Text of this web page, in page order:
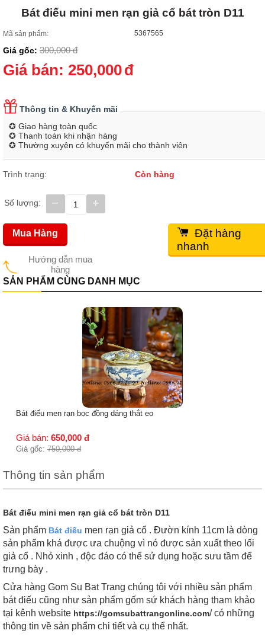
Bát điếu mini men rạn giả cổ bát tròn D11
Mã sản phẩm: 5367565
Giá gốc: 300,000 đ
Giá bán: 250,000đ
Thông tin & Khuyến mãi
✪ Giao hàng toàn quốc
✪ Thanh toán khi nhận hàng
✪ Thường xuyên có khuyến mãi cho thành viên
Trình trạng: Còn hàng
Số lượng: +
−
Hướng dẫn mua
hàng
Mua Hàng
Đặt hàng
nhanh
SẢN PHẨM CÙNG DANH MỤC
Bát điếu men rạn bọc đồng dáng thắt eo
Giá bán: 650,000 đ
Giá gốc: 750,000 đ
Thông tin sản phẩm
Bát điếu mini men rạn giả cổ bát tròn D11
Sản phẩm Bát điếu men rạn giả cổ . Đườn kính 11cm là dòng
sản phẩm khá được ưa chuộng vì nó được sản xuất theo lối
giả cổ . Nhỏ xinh , độc đáo có thể sử dụng hoặc sưu tầm để
trưng bày .
Cửa hàng Gom Su Bat Trang chúng tôi với nhiều sản phẩm
bát điếu cũng như sản phẩm gốm sứ khách hàng tham khảo
tại kênh website https://gomsubattrangonline.com/ có những
thông tin về sản phẩm chi tiết và cụ thể nhất.